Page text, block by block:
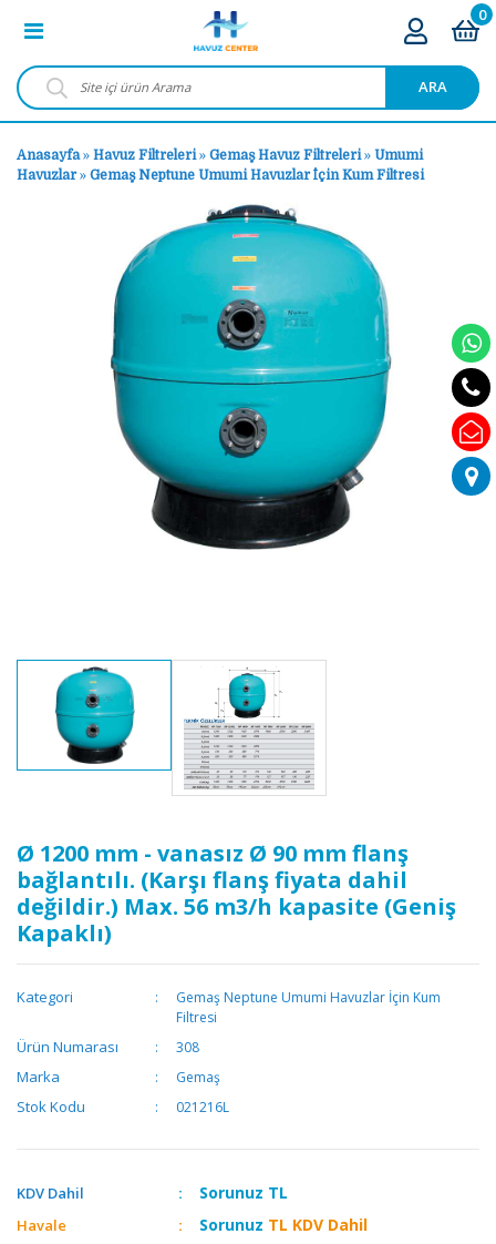
ARA
0
Anasayfa» Havuz Filtreleri» Gemaş Havuz Filtreleri» Umumi
Havuzlar» Gemaş Neptune Umumi Havuzlar İçin Kum Filtresi
Ø 1200 mm - vanasız Ø 90 mm flanş
bağlantılı. (Karşı flanş fiyata dahil
değildir.) Max. 56 m3/h kapasite (Geniş
Kapaklı)
Kategori
Gemaş Neptune Umumi Havuzlar İçin Kum
Filtresi
Ürün Numarası 308
Marka Gemaş
Stok Kodu 021216L
KDV Dahil Sorunuz TL
Havale Sorunuz TL KDV Dahil